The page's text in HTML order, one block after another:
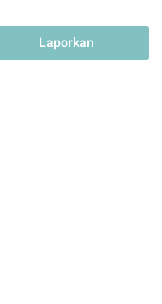
Laporkan